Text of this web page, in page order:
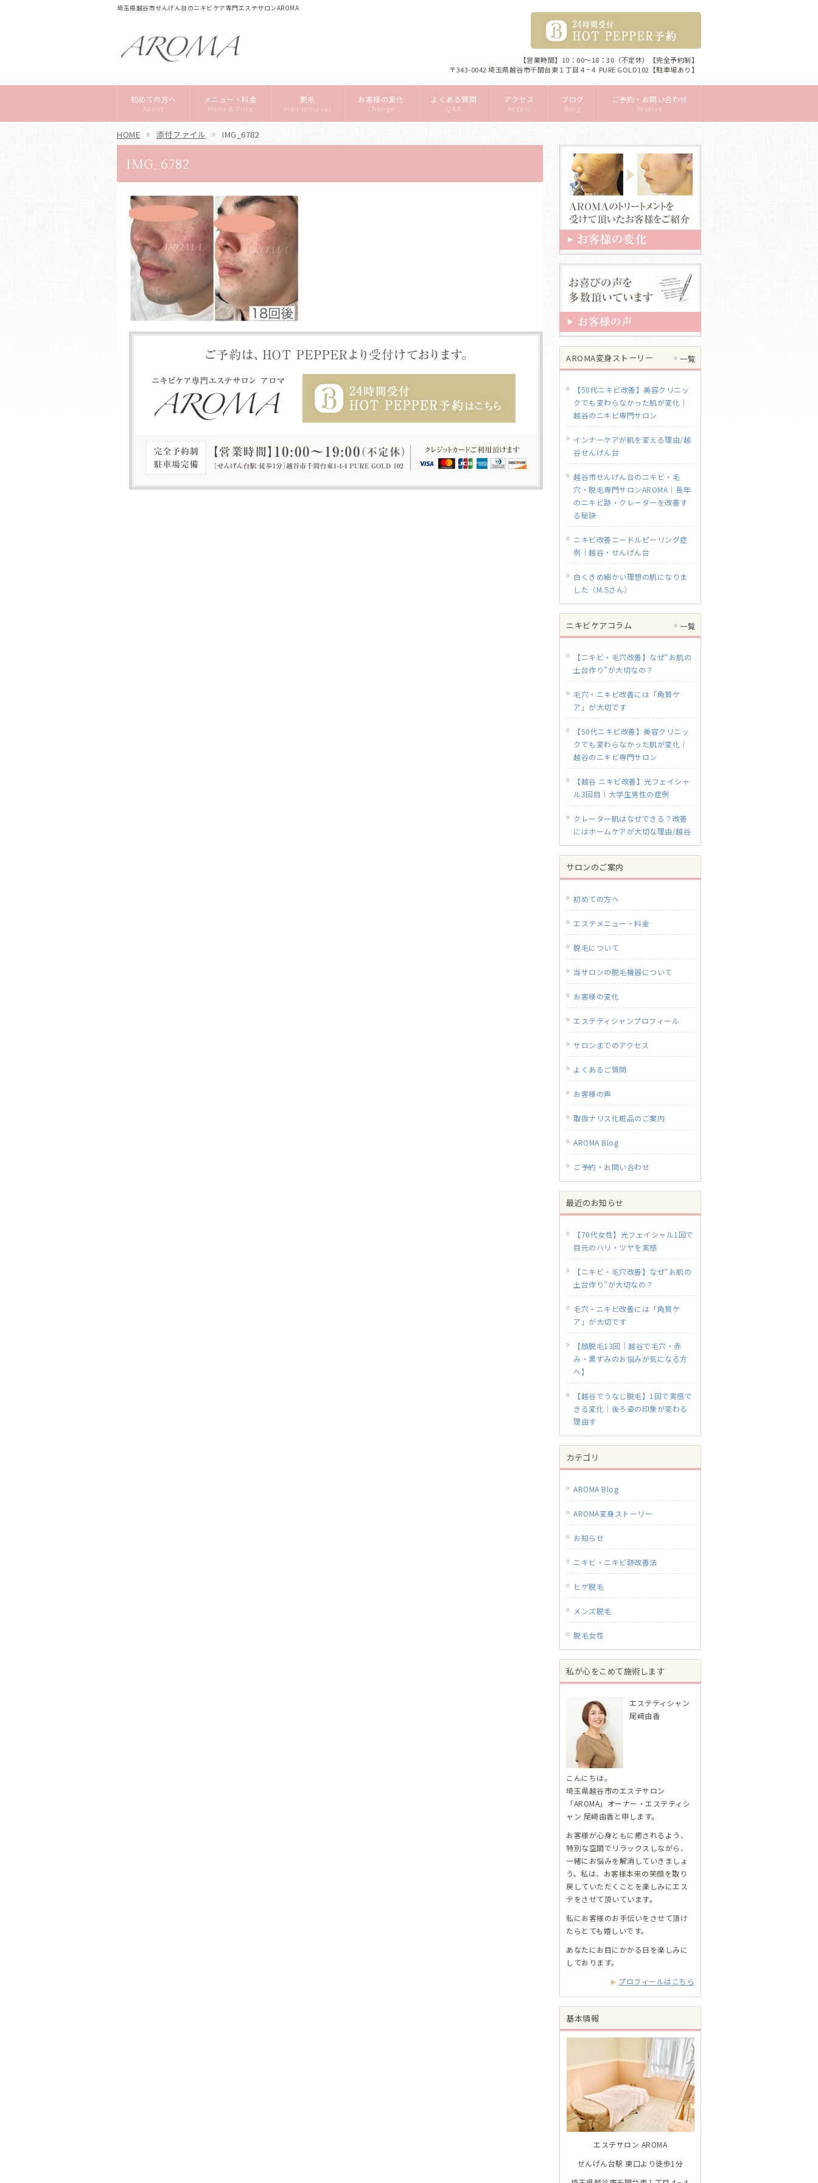
埼玉県越谷市せんげん台のニキビケア専門エステサロンAROMA
【営業時間】10：00～18：30（不定休）【完全予約制】
〒343-0042 埼玉県越谷市千間台東１丁目４−４ PURE GOLD102【駐車場あり】
初めての方へ
About
メニュー・料金
Menu & Price
脱毛
Hair removal
お客様の変化
Change
よくある質問
Q&A
アクセス
Access
ブログ
Blog
ご予約・お問い合わせ
Reserve
HOME 添付ファイル IMG_6782
IMG_6782
AROMA変身ストーリー 一覧
【50代ニキビ改善】美容クリニッ
クでも変わらなかった肌が変化｜
越谷のニキビ専門サロン
インナーケアが肌を変える理由/越
谷せんげん台
越谷市せんげん台のニキビ・毛
穴・脱毛専門サロンAROMA｜長年
のニキビ跡・クレーターを改善す
る秘訣
ニキビ改善ニードルピーリング症
例｜越谷・せんげん台
白くきめ細かい理想の肌になりま
した（M.Sさん）
ニキビケアコラム 一覧
【ニキビ・毛穴改善】なぜ“お肌の
土台作り”が大切なの？
毛穴・ニキビ改善には「角質ケ
ア」が大切です
【50代ニキビ改善】美容クリニッ
クでも変わらなかった肌が変化｜
越谷のニキビ専門サロン
【越谷 ニキビ改善】光フェイシャ
ル3回目｜大学生男性の症例
クレーター肌はなぜできる？改善
にはホームケアが大切な理由/越谷
サロンのご案内
初めての方へ
エステメニュー・料金
脱毛について
当サロンの脱毛機器について
お客様の変化
エステティシャンプロフィール
サロンまでのアクセス
よくあるご質問
お客様の声
取扱ナリス化粧品のご案内
AROMA Blog
ご予約・お問い合わせ
最近のお知らせ
【70代女性】光フェイシャル1回で
目元のハリ・ツヤを実感
【ニキビ・毛穴改善】なぜ“お肌の
土台作り”が大切なの？
毛穴・ニキビ改善には「角質ケ
ア」が大切です
【顔脱毛13回｜越谷で毛穴・赤
み・黒ずみのお悩みが気になる方
へ】
【越谷でうなじ脱毛】1回で実感で
きる変化｜後ろ姿の印象が変わる
理由す
カテゴリ
AROMA Blog
AROMA変身ストーリー
お知らせ
ニキビ・ニキビ跡改善法
ヒゲ脱毛
メンズ脱毛
脱毛女性
私が心をこめて施術します
エステティシャン
尾﨑由香
こんにちは。
埼玉県越谷市のエステサロン
「AROMA」オーナー・エステティシ
ャン 尾﨑由香と申します。
お客様が心身ともに癒されるよう、
特別な空間でリラックスしながら、
一緒にお悩みを解消していきましょ
う。私は、お客様本来の笑顔を取り
戻していただくことを楽しみにエス
テをさせて頂いています。
私にお客様のお手伝いをさせて頂け
たらとても嬉しいです。
あなたにお目にかかる日を楽しみに
しております。
プロフィールはこちら
基本情報
エステサロン AROMA
せんげん台駅 東口より徒歩1分